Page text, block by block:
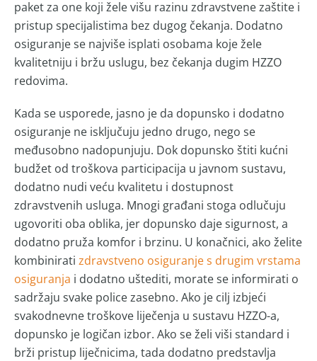
paket za one koji žele višu razinu zdravstvene zaštite i
pristup specijalistima bez dugog čekanja. Dodatno
osiguranje se najviše isplati osobama koje žele
kvalitetniju i bržu uslugu, bez čekanja dugim HZZO
redovima.
Kada se usporede, jasno je da dopunsko i dodatno
osiguranje ne isključuju jedno drugo, nego se
međusobno nadopunjuju. Dok dopunsko štiti kućni
budžet od troškova participacija u javnom sustavu,
dodatno nudi veću kvalitetu i dostupnost
zdravstvenih usluga. Mnogi građani stoga odlučuju
ugovoriti oba oblika, jer dopunsko daje sigurnost, a
dodatno pruža komfor i brzinu. U konačnici, ako želite
kombinirati zdravstveno osiguranje s drugim vrstama
osiguranja i dodatno uštediti, morate se informirati o
sadržaju svake police zasebno. Ako je cilj izbjeći
svakodnevne troškove liječenja u sustavu HZZO-a,
dopunsko je logičan izbor. Ako se želi viši standard i
brži pristup liječnicima, tada dodatno predstavlja